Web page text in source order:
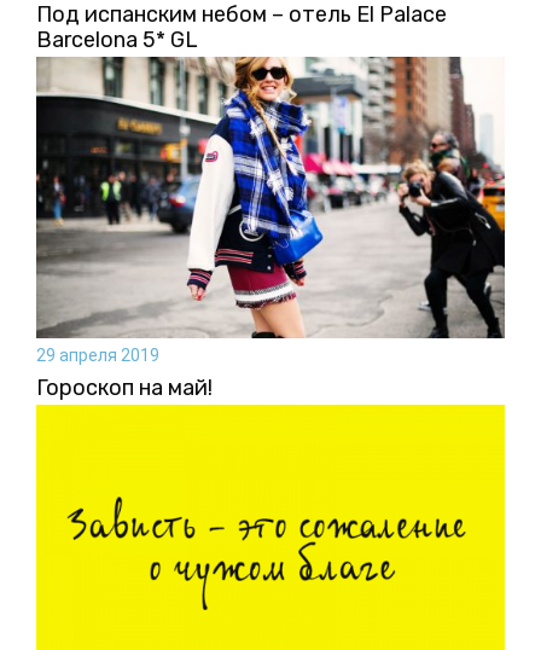
Под испанским небом – отель El Palace
Barcelona 5* GL
29 апреля 2019
Гороскоп на май!